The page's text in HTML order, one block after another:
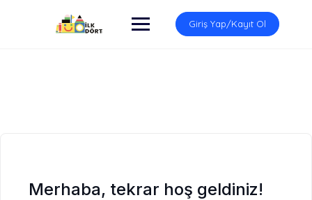
Giriş Yap/Kayıt Ol
Merhaba, tekrar hoş geldiniz!